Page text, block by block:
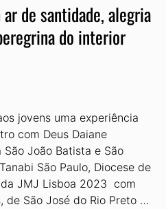
de santidade, alegria
do interior
jovens uma experiência
com Deus Daiane
João Batista e São
São Paulo, Diocese de
JMJ Lisboa 2023 com
de São José do Rio Preto …